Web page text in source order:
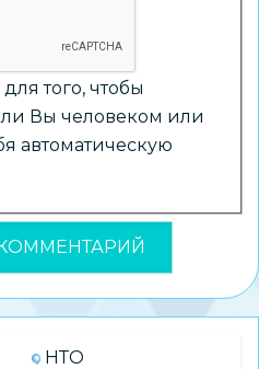
того, чтобы
ли Вы человеком или
автоматическую
НТО